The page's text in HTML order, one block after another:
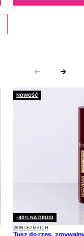
NOWOŚĆ
-40% NA DRUGI
WONDER MATCH
Tusz do rzęs,